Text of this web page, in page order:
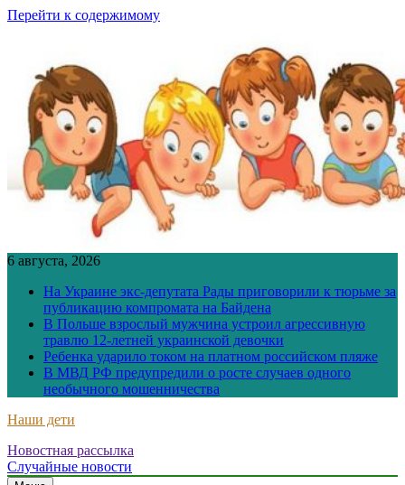
Перейти к содержимому
6 августа, 2026
На Украине экс-депутата Рады приговорили к тюрьме за
публикацию компромата на Байдена
В Польше взрослый мужчина устроил агрессивную
травлю 12-летней украинской девочки
Ребенка ударило током на платном российском пляже
В МВД РФ предупредили о росте случаев одного
необычного мошенничества
Наши дети
Новостная рассылка
Случайные новости